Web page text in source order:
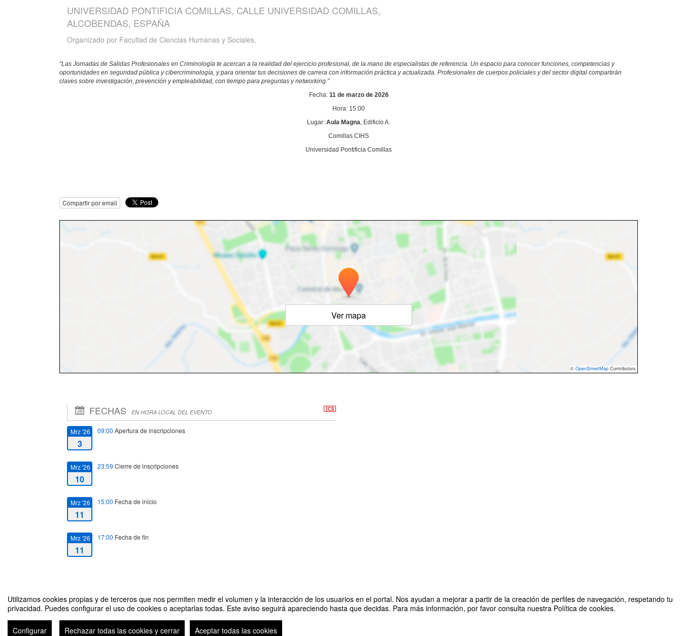
Utilizamos cookies propias y de terceros que nos permiten medir el volumen y la interacción de los usuarios en el portal. Nos ayudan a mejorar a partir de la creación de perfiles de navegación, respetando tu
privacidad. Puedes configurar el uso de cookies o aceptarlas todas. Este aviso seguirá apareciendo hasta que decidas. Para más información, por favor consulta nuestra Política de cookies.
Configurar Rechazar todas las cookies y cerrar Aceptar todas las cookies
UNIVERSIDAD PONTIFICIA COMILLAS, CALLE UNIVERSIDAD COMILLAS,
ALCOBENDAS, ESPAÑA
Organizado por Facultad de Ciencias Humanas y Sociales.
“Las Jornadas de Salidas Profesionales en Criminología te acercan a la realidad del ejercicio profesional, de la mano de especialistas de referencia. Un espacio para conocer funciones, competencias y
oportunidades en seguridad pública y cibercriminología, y para orientar tus decisiones de carrera con información práctica y actualizada. Profesionales de cuerpos policiales y del sector digital compartirán
claves sobre investigación, prevención y empleabilidad, con tiempo para preguntas y networking.”
Fecha: 11 de marzo de 2026
Hora: 15:00
Lugar: Aula Magna , Edificio A.
Comillas CIHS
Universidad Pontificia Comillas
Compartir por email
Ver mapa
© OpenStreetMap Contributors
FECHAS EN HORA LOCAL DEL EVENTO
Mrz '26
3
09:00 Apertura de inscripciones
Mrz '26
10
23:59 Cierre de inscripciones
Mrz '26
11
15:00 Fecha de inicio
Mrz '26
11
17:00 Fecha de fin
V Jornadas Salidas Profesionales en Criminología Organizado por Facultad de Ciencias Humanas y Sociales.